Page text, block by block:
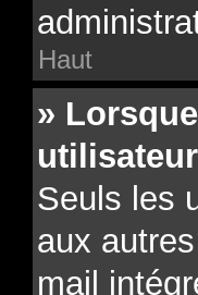
Haut
»
Seuls les
aux
mail